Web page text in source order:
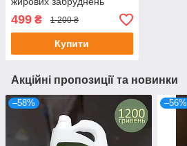
"Кухнярон" (KUHNIARON)
5 л
499 ₴ 1 200 ₴
Купити
Акційні пропозиції та новинки
–58% –56%